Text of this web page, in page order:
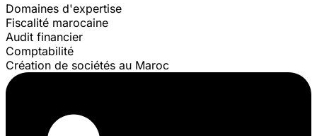
Domaines d'expertise
Fiscalité marocaine
Audit financier
Comptabilité
Création de sociétés au Maroc